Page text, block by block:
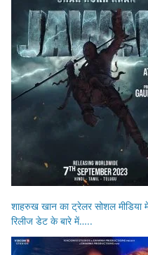
शाहरुख खान का ट्रेलर सोशल मीडिया
रिलीज डेट के बारे में…..